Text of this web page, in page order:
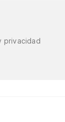
privacidad